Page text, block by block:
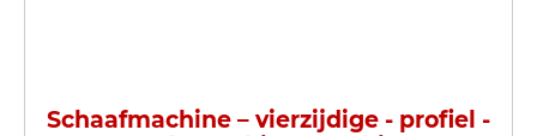
Schaafmachine – vierzijdige - profiel -